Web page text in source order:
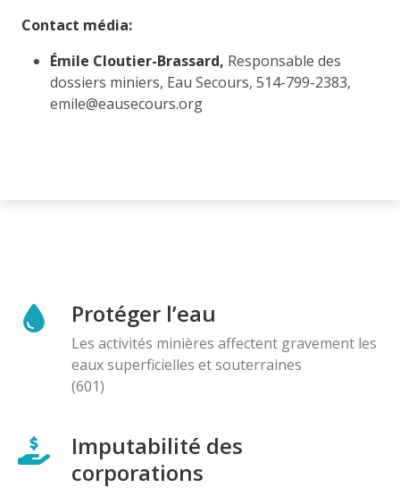
Contact média:
Émile Cloutier-Brassard, Responsable des
dossiers miniers, Eau Secours, 514-799-2383,
emile@eausecours.org
Protéger l’eau
Les activités minières affectent gravement les
eaux superficielles et souterraines
(601)
Imputabilité des
corporations